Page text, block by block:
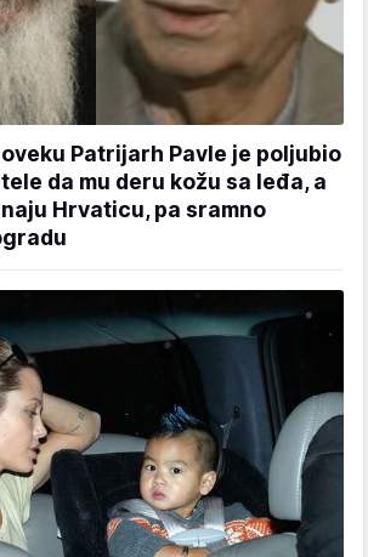
Patrijarh Pavle je poljubio
da mu deru kožu sa leđa, a
Hrvaticu, pa sramno